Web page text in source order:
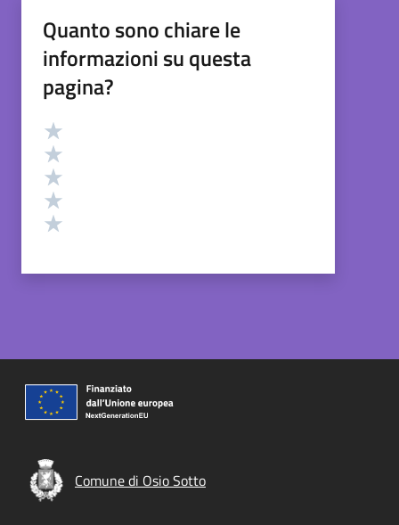
Quanto sono chiare le
informazioni su questa
pagina?
Valutazione
Comune di Osio Sotto